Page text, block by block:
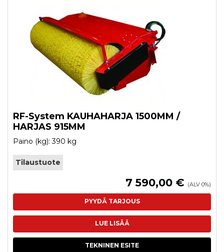
RF-System KAUHAHARJA 1500MM /
HARJAS 915MM
Paino (kg): 390 kg
Tilaustuote
7 590,00 € (ALV 0%)
PYYDÄ TARJOUS
LUE LISÄÄ
TEKNINEN ESITE